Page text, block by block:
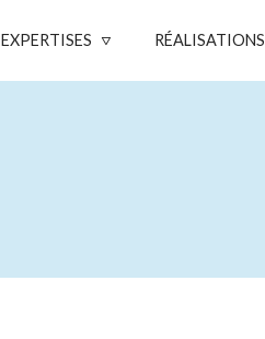
EXPERTISES RÉALISATIONS